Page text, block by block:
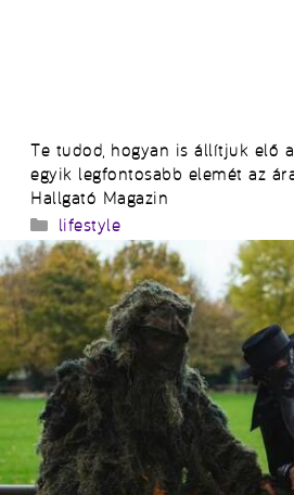
Te tudod, hogyan is állítjuk elő
egyik legfontosabb elemét az
Hallgató Magazin
Kategória
lifestyle